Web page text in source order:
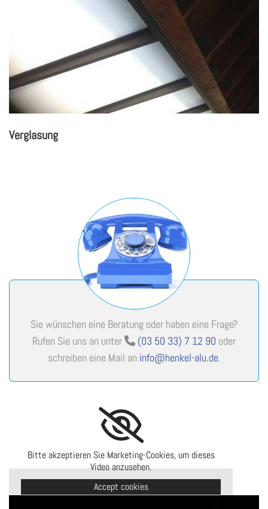
Ver­gla­sung
Sie wünschen eine Beratung oder haben eine Frage?
Rufen Sie uns an unter  (03 50 33) 7 12 90 oder
schreiben eine Mail an info@henkel-alu.de.
Bitte akzeptieren Sie Marketing-Cookies, um dieses
Video anzusehen.
Accept cookies